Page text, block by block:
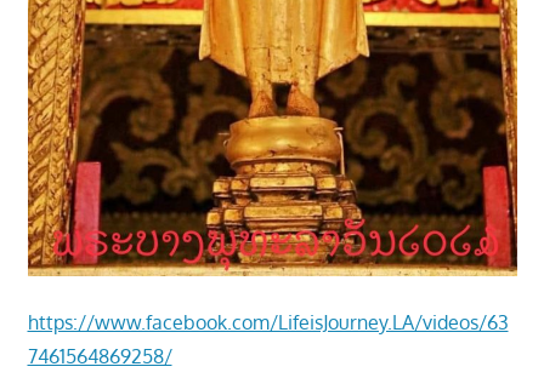
https://www.facebook.com/LifeisJourney.LA/videos/63
7461564869258/